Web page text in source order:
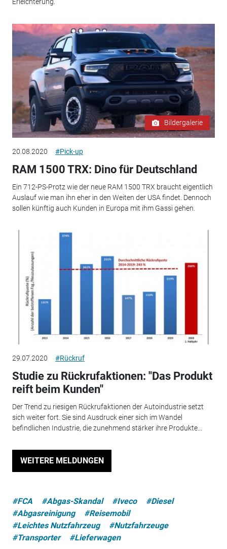
Bildergalerie
20.08.2020 #Pick-up
RAM 1500 TRX: Dino für Deutschland
Ein 712-PS-Protz wie der neue RAM 1500 TRX braucht eigentlich
Auslauf wie man ihn eher in den Weiten der USA findet. Dennoch
sollen künftig auch Kunden in Europa mit ihm Gassi gehen.
29.07.2020 #Rückruf
Studie zu Rückrufaktionen: "Das Produkt
reift beim Kunden"
Der Trend zu riesigen Rückrufaktionen der Autoindustrie setzt
sich weiter fort. Sie sind Ausdruck einer sich im Wandel
befindlichen Industrie, die zunehmend stärker ihre Produkte...
WEITERE MELDUNGEN
#FCA #Abgas-Skandal #Iveco
#Diesel
#Abgasreinigung
#Reisemobil
#Leichtes Nutzfahrzeug
#Nutzfahrzeuge
#Transporter
#Lieferwagen